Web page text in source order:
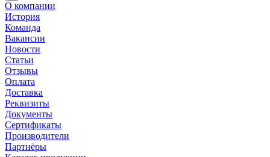
О компании
История
Команда
Вакансии
Новости
Статьи
Отзывы
Оплата
Доставка
Реквизиты
Документы
Сертификаты
Производители
Партнёры